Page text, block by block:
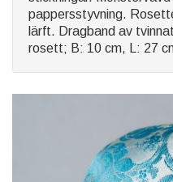
pappersstyvning.
lärft. Dragband av
rosett; B: 10 cm, L: 27